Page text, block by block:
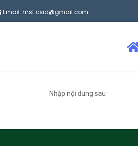
Email: mst.csid@gmail.com
Nhập nội dung sau